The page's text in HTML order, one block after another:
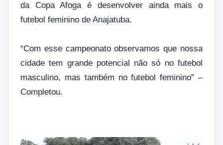
da Copa Afoga é desenvolver ainda mais o
futebol feminino de Anajatuba.
“Com esse campeonato observamos que nossa
cidade tem grande potencial não só no futebol
masculino, mas também no futebol feminino” –
Completou.